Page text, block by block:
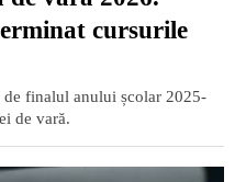
cursurile
finalul anului școlar 2025-
de vară.